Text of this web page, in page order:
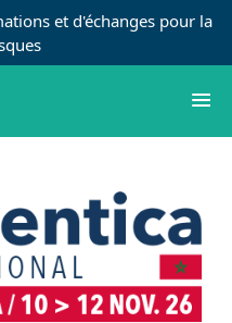
et d'échanges pour la